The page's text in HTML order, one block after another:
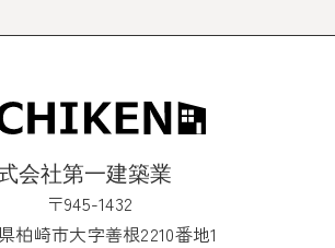
〒945-1432
柏崎市大字善根2210番地1